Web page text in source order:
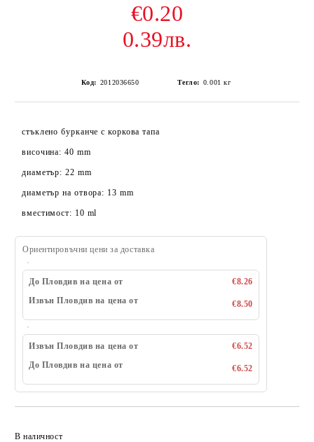
€0.20
0.39лв.
Код: 2012036650 Тегло: 0.001 кг
стъклено бурканче с коркова тапа
височина: 40 mm
диаметър: 22 mm
диаметър на отвора: 13 mm
вместимост: 10 ml
Ориентировъчни цени за доставка
До Пловдив на цена от
€8.26
Извън Пловдив на цена от
€8.50
Извън Пловдив на цена от
€6.52
До Пловдив на цена от
€6.52
В наличност